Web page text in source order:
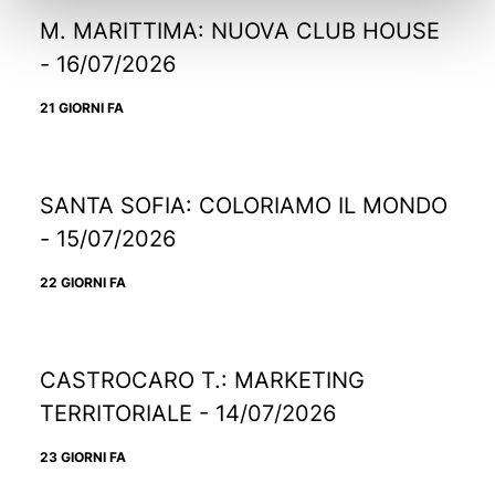
M. MARITTIMA: NUOVA CLUB HOUSE
- 16/07/2026
21 GIORNI FA
SANTA SOFIA: COLORIAMO IL MONDO
- 15/07/2026
22 GIORNI FA
CASTROCARO T.: MARKETING
TERRITORIALE - 14/07/2026
23 GIORNI FA